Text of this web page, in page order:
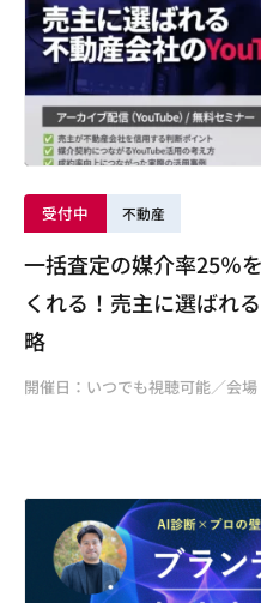
受付中 不動産
一括査定の媒介率25％
くれる！売主に選ばれ
略
開催日：いつでも視聴可能／会